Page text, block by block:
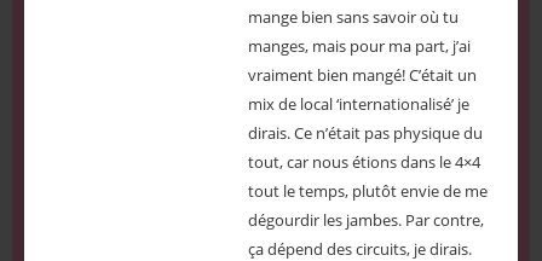
mange bien sans savoir où tu
manges, mais pour ma part, j’ai
vraiment bien mangé! C’était un
mix de local ‘internationalisé’ je
dirais. Ce n’était pas physique du
tout, car nous étions dans le 4×4
tout le temps, plutôt envie de me
dégourdir les jambes. Par contre,
ça dépend des circuits, je dirais.